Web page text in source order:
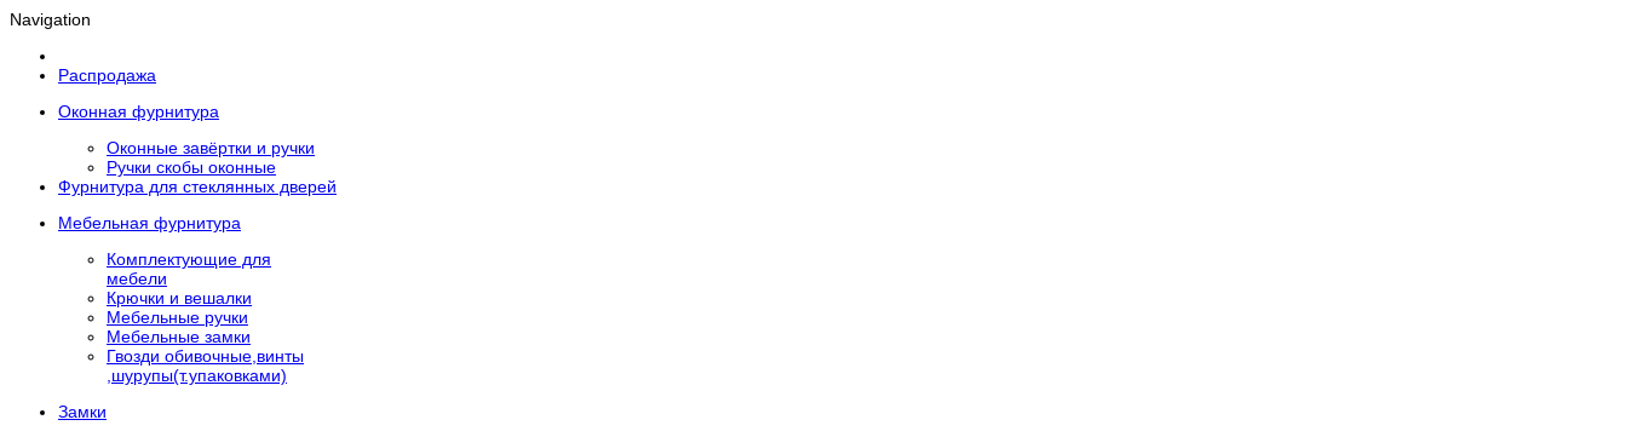
Navigation
Распродажа
Оконная фурнитура
Оконные завёртки и ручки
Ручки скобы оконные
Фурнитура для стеклянных дверей
Мебельная фурнитура
Комплектующие для
мебели
Крючки и вешалки
Мебельные ручки
Мебельные замки
Гвозди обивочные,винты
,шурупы(т.упаковками)
Замки